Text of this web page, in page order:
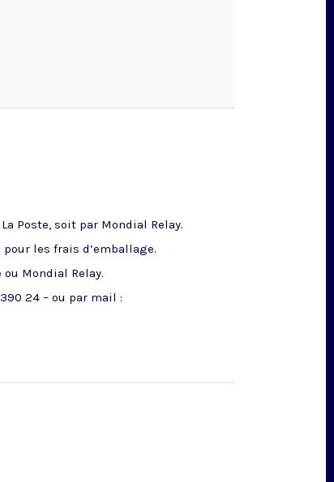
Poste, soit par Mondial Relay.
les frais d’emballage.
Mondial Relay.
24 – ou par mail :